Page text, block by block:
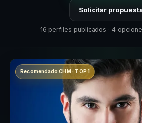
Solicitar propuesta
16 perfiles publicados · 4
Recomendado CHM · TOP 1